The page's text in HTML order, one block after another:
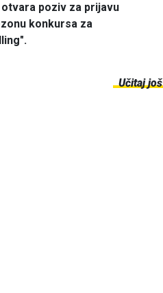
poziv za prijavu
konkursa za
Učitaj još